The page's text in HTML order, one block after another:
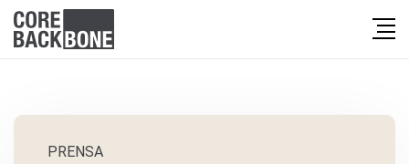
PRENSA